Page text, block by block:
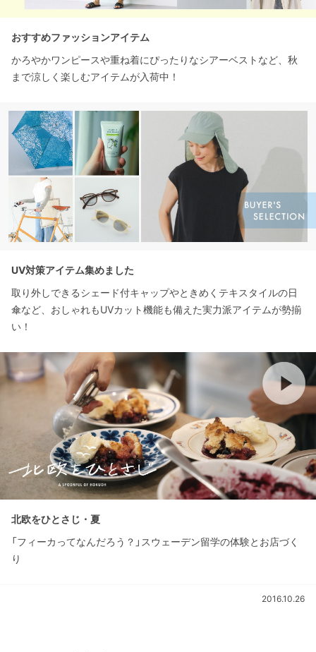
おすすめファッションアイテム
かろやかワンピースや重ね着にぴったりなシアーベストなど、秋
まで涼しく楽しむアイテムが入荷中！
UV対策アイテム集めました
取り外しできるシェード付キャップやときめくテキスタイルの日
傘など、おしゃれもUVカット機能も備えた実力派アイテムが勢揃
い！
北欧をひとさじ・夏
「フィーカってなんだろう？」スウェーデン留学の体験とお店づく
り
2016.10.26